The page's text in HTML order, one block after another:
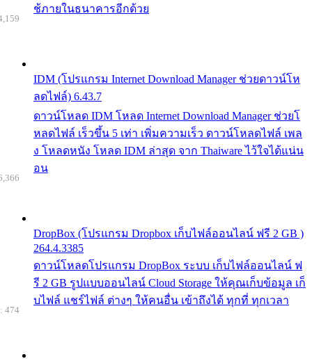
ช้ภายในธนาคารอีกด้วย
IDM (โปรแกรม Internet Download Manager ช่วยดาวน์โห
ลดไฟล์) 6.43.7
ดาวน์โหลด IDM โหลด Internet Download Manager ช่วยโ
หลดไฟล์ เร็วขึ้น 5 เท่า เพิ่มความเร็ว ดาวน์โหลดไฟล์ เพล
ง โหลดหนัง โหลด IDM ล่าสุด จาก Thaiware ไว้ใจได้แน่น
อน
DropBox (โปรแกรม Dropbox เก็บไฟล์ออนไลน์ ฟรี 2 GB )
264.4.3385
ดาวน์โหลดโปรแกรม DropBox ระบบ เก็บไฟล์ออนไลน์ ฟ
รี 2 GB รูปแบบออนไลน์ Cloud Storage ให้คุณเก็บข้อมูล เก็
บไฟล์ แชร์ไฟล์ ต่างๆ ให้คนอื่น เข้าถึงได้ ทุกที่ ทุกเวลา
474